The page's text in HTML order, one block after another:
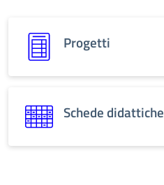
Progetti
Schede didattiche